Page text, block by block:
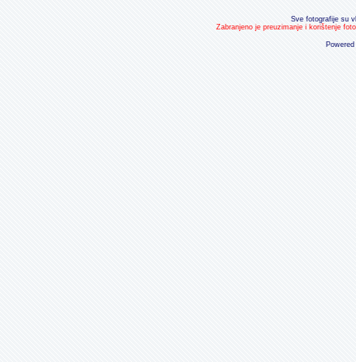
Sve fotografije su
Zabranjeno je preuzimanje i korištenje